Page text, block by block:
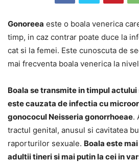
Gonoreea este o boala venerica
timp, in caz contrar poate duce la
cat si la femei. Este cunoscuta de
mai frecventa boala venerica la
Boala se transmite in timpul
este cauzata de infectia cu
gonococul Neisseria gonorrhoeae.
tractul genital, anusul si cavitatea
raporturilor sexuale. Boala este
adultii tineri si mai putin la cei in